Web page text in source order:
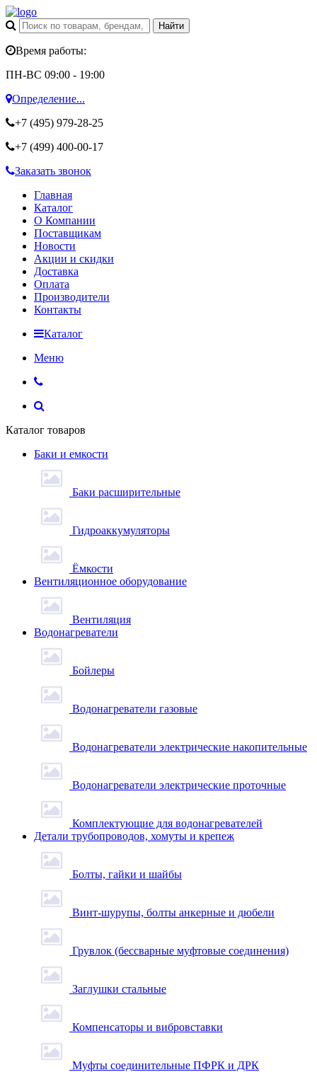
Время работы:
ПН-ВС 09:00 - 19:00
Определение...
+7 (495) 979-28-25
+7 (499) 400-00-17
Заказать звонок
Главная
Каталог
О Компании
Поставщикам
Новости
Акции и скидки
Доставка
Оплата
Производители
Контакты
Каталог
Меню
Каталог товаров
Баки и емкости
Баки расширительные
Гидроаккумуляторы
Ёмкости
Вентиляционное оборудование
Вентиляция
Водонагреватели
Бойлеры
Водонагреватели газовые
Водонагреватели электрические накопительные
Водонагреватели электрические проточные
Комплектующие для водонагревателей
Детали трубопроводов, хомуты и крепеж
Болты, гайки и шайбы
Винт-шурупы, болты анкерные и дюбели
Грувлок (бессварные муфтовые соединения)
Заглушки стальные
Компенсаторы и вибровставки
Муфты соединительные ПФРК и ДРК